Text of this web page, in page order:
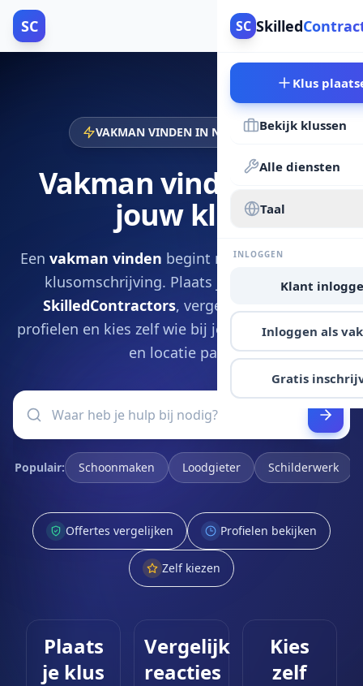
SC SC Skilled
Klus
Bekijk klussen
Alle diensten
Taal
INLOGGEN
Klant
Inloggen als
Gratis
VAKMAN VINDEN IN NEDERLAND
Vakman vinden voor
jouw klus
Een vakman vinden begint met een duidelijke
klusomschrijving. Plaats je aanvraag via
SkilledContractors, vergelijk offertes en
profielen en kies zelf wie bij je budget, planning
en locatie past.
Populair: Schoonmaken Loodgieter Schilderwerk
Offertes vergelijken Profielen bekijken
Zelf kiezen
Plaats
je klus
Vergelijk
reacties
Kies
zelf